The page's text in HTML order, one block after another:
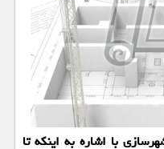
با اشاره به اینکه تا